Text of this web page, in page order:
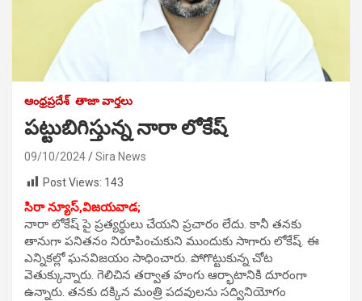
ఆంధ్రప్రదేశ్ తాజా వార్తలు
పట్టుబిగిస్తున్న నారా లోకేష్
09/10/2024
Sira News
Post Views: 143
సిరా న్యూస్,విజయవాడ;
నారా లోకేష్ పై ప్రత్యర్థులు చేయని ప్రచారం లేదు. కానీ తనకు
తానుగా పనితనం నిరూపించుకుని ముందుకు సాగారు లోకేష్. ఈ
ఎన్నికల్లో ఘనవిజయం సాధించారు. పోగొట్టుకున్న చోట
వెతుక్కున్నారు. గెలిచిన తర్వాత హంగు ఆర్భాటానికి దూరంగా
ఉన్నారు. తనకు దక్కిన మంత్రి పదవులను సద్వినియోగం